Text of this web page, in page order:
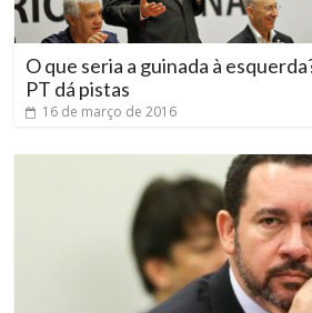
O que seria a guinada à
PT dá pistas
16 de março de 2016